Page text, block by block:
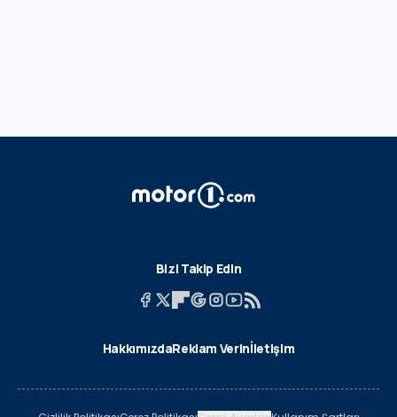
Bizi Takip Edin
HakkımızdaReklam Verinİletişim